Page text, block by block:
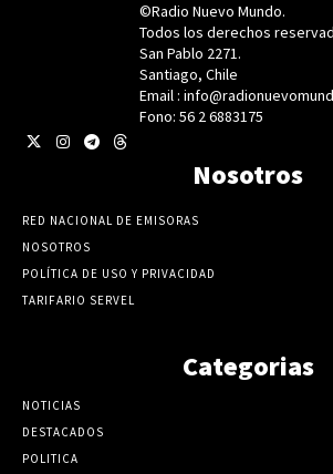
©Radio Nuevo Mundo.
Todos los derechos
San Pablo 2271.
Santiago, Chile
Email :
Fono: 56 2 6883175
Nosotros
RED NACIONAL DE EMISORAS
NOSOTROS
POLÍTICA DE USO Y PRIVACIDAD
TARIFARIO SERVEL
Categorias
NOTICIAS
DESTACADOS
POLITICA